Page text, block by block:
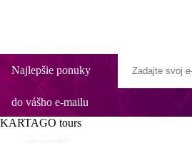
Najlepšie ponuky
do vášho e-mailu
KARTAGO tours